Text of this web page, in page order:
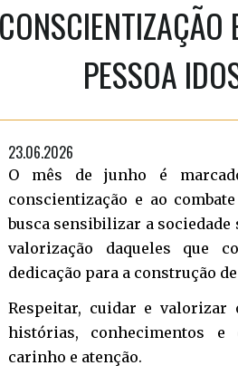
PESSOA
23.06.2026
O mês de junho é
conscientização e ao
busca sensibilizar a
valorização daqueles que
dedicação para a construção
Respeitar, cuidar e valorizar
histórias, conhecimentos e
carinho e atenção.